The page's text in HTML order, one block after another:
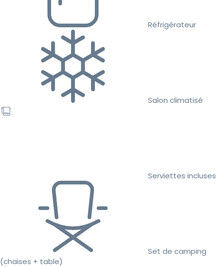
Réfrigérateur
Salon climatisé
Serviettes incluses
Set de camping
(chaises + table)